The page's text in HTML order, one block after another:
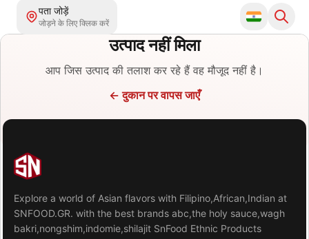
पता जोड़ें
जोड़ने के लिए क्लिक करें
उत्पाद नहीं मिला
आप जिस उत्पाद की तलाश कर रहे हैं वह मौजूद नहीं है।
←दुकान पर वापस जाएँ
Explore a world of Asian flavors with Filipino,African,Indian at
SNFOOD.GR. with the best brands abc,the holy sauce,wagh
bakri,nongshim,indomie,shilajit SnFood Ethnic Products